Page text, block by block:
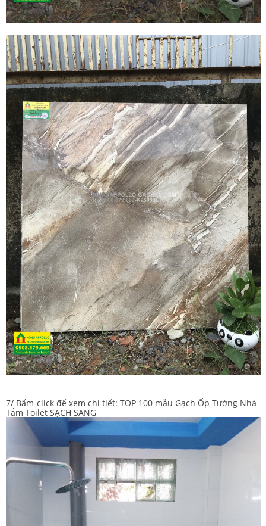
7/ Bấm-click để xem chi tiết: TOP 100 mẫu Gạch Ốp Tường Nhà
Tắm Toilet SẠCH SANG